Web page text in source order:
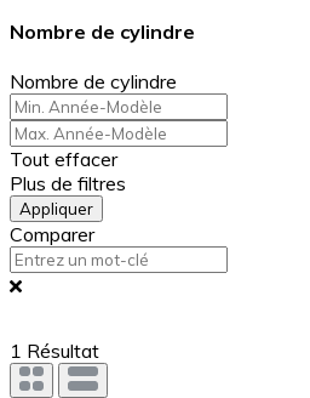
Nombre de cylindre
Nombre de cylindre
Tout effacer
Plus de filtres
Appliquer
Comparer
1 Résultat